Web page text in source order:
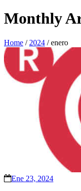
Monthly
Home / 2024 /enero
Ene 23, 2024